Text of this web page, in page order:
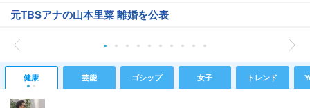
元TBSアナの山本里菜 離婚を公表
健康 芸能 ゴシップ 女子 トレンド